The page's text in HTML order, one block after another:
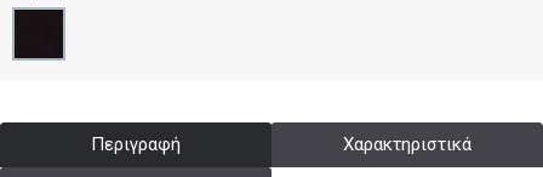
Περιγραφή Χαρακτηριστικά